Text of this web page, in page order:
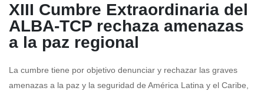
XIII Cumbre Extraordinaria del
ALBA-TCP rechaza amenazas
a la paz regional
La cumbre tiene por objetivo denunciar y rechazar las graves
amenazas a la paz y la seguridad de América Latina y el Caribe,